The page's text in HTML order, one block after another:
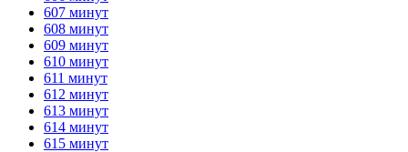
HANDY TIMERS
607 минут
608 минут
609 минут
610 минут
611 минут
612 минут
613 минут
614 минут
615 минут